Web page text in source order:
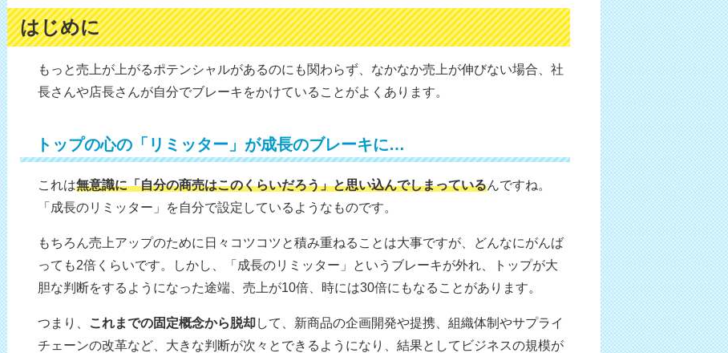
はじめに
もっと売上が上がるポテンシャルがあるのにも関わらず、なかなか売上が伸びない場合、社
長さんや店長さんが自分でブレーキをかけていることがよくあります。
トップの心の「リミッター」が成長のブレーキに…
これは無意識に「自分の商売はこのくらいだろう」と思い込んでしまっているんですね。
「成長のリミッター」を自分で設定しているようなものです。
もちろん売上アップのために日々コツコツと積み重ねることは大事ですが、どんなにがんば
っても2倍くらいです。しかし、「成長のリミッター」というブレーキが外れ、トップが大
胆な判断をするようになった途端、売上が10倍、時には30倍にもなることがあります。
つまり、 これまでの固定概念から脱却して、新商品の企画開発や提携、組織体制やサプライ
チェーンの改革など、大きな判断が次々とできるようになり、結果としてビジネスの規模が